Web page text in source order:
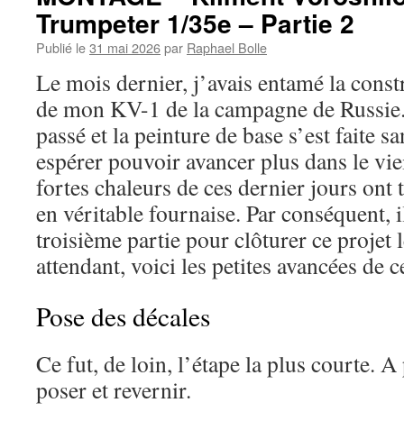
Trumpeter 1/35e – Partie 2
Publié le31 mai 2026par Raphael Bolle
Le mois dernier, j’avais entamé la
de mon KV-1 de la campagne de
passé et la peinture de base s’est faite
espérer pouvoir avancer plus dans le
fortes chaleurs de ces dernier jours
en véritable fournaise. Par conséquent,
troisième partie pour clôturer ce projet
attendant, voici les petites avancées de
Pose des décales
Ce fut, de loin, l’étape la plus courte. A
poser et revernir.